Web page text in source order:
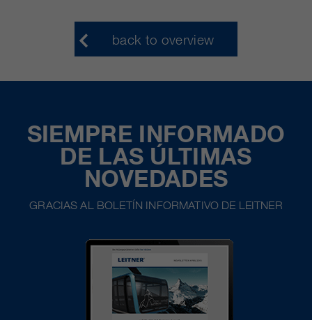
back to overview
SIEMPRE INFORMADO
DE LAS ÚLTIMAS
NOVEDADES
GRACIAS AL BOLETÍN INFORMATIVO DE LEITNER